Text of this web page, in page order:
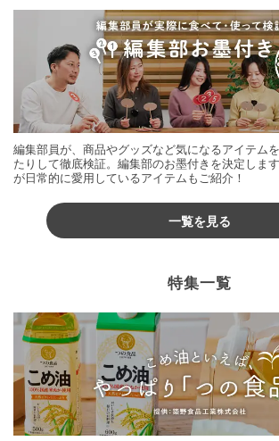
編集部員が、商品やグッズなど気になるアイテム
たりして徹底検証。編集部のお墨付きを決定しま
が日常的に愛用しているアイテムもご紹介！
一覧を見る
特集一覧